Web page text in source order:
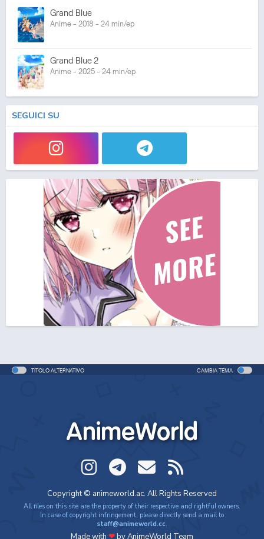
Grand Blue
Anime - 2018 - 24 min/ep
Grand Blue 2
Anime - 2025 - 24 min/ep
SEGUICI SU
TITOLO ALTERNATIVO CAMBIA TEMA
AnimeWorld
Copyright © animeworld.ac. All Rights Reserved
All files on this site are the property of their respective and rightful owners.
In case of copyright infringement, please directly send a mail to
staff@animeworld.cc.
Made with ❤by AnimeWorld Team